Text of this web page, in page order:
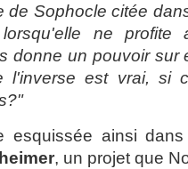
de Sophocle citée
ne profite
donne un pouvoir sur
l'inverse est vrai, si
esquissée ainsi
, un projet que